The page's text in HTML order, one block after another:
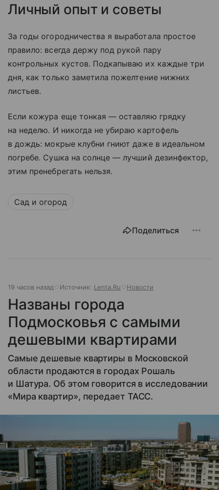
Личный опыт и советы
За годы огородничества я выработала простое
правило: всегда держу под рукой пару
контрольных кустов. Подкапываю их каждые три
дня, как только заметила пожелтение нижних
листьев.
Если кожура еще тонкая — оставляю грядку
на неделю. И никогда не убираю картофель
в дождь: мокрые клубни гниют даже в идеальном
погребе. Сушка на солнце — лучший дезинфектор,
этим пренебрегать нельзя.
Сад и огород
Поделиться
19 часов назад Источник: Lenta.Ru Новости
Названы города
Подмосковья с самыми
дешевыми квартирами
Самые дешевые квартиры в Московской
области продаются в городах Рошаль
и Шатура. Об этом говорится в исследовании
«Мира квартир», передает ТАСС.